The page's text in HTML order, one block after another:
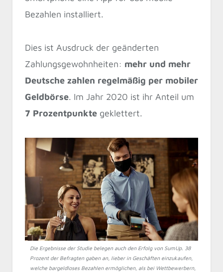
Bezahlen installiert.
Dies ist Ausdruck der geänderten
Zahlungsgewohnheiten: mehr und mehr
Deutsche zahlen regelmäßig per mobiler
Geldbörse. Im Jahr 2020 ist ihr Anteil um
7 Prozentpunkte geklettert.
Die Ergebnisse der Studie belegen auch den Erfolg von SumUp. 38
Prozent der Befragten gaben an, lieber in Geschäften einzukaufen,
welche bargeldloses Bezahlen ermöglichen, als bei Wettbewerbern,